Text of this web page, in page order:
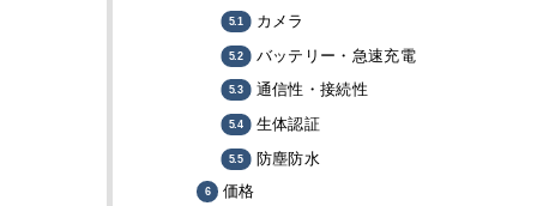
カメラ
バッテリー・急速充電
通信性・接続性
生体認証
防塵防水
価格